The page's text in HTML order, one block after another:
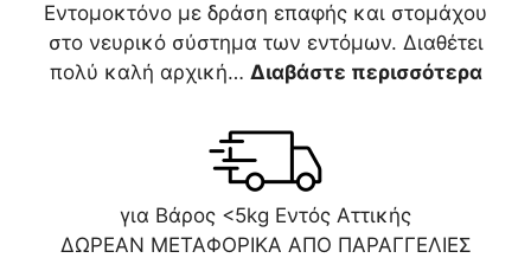
Εντομοκτόνο με δράση επαφής και στομάχου
στο νευρικό σύστημα των εντόμων. Διαθέτει
πολύ καλή αρχική… Διαβάστε περισσότερα
για Βάρος <5kg Εντός Αττικής
ΔΩΡΕΑΝ ΜΕΤΑΦΟΡΙΚΑ ΑΠΟ ΠΑΡΑΓΓΕΛΙΕΣ